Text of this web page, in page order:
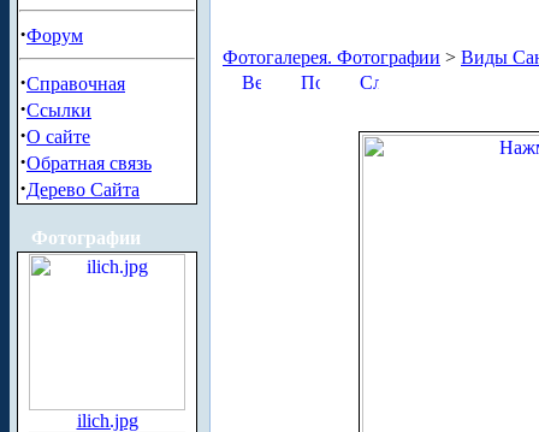
·Форум
·Справочная
·Ссылки
·О сайте
·Обратная связь
·Дерево Сайта
Фотографии
ilich.jpg
Фотогалерея. Фотографии > Виды